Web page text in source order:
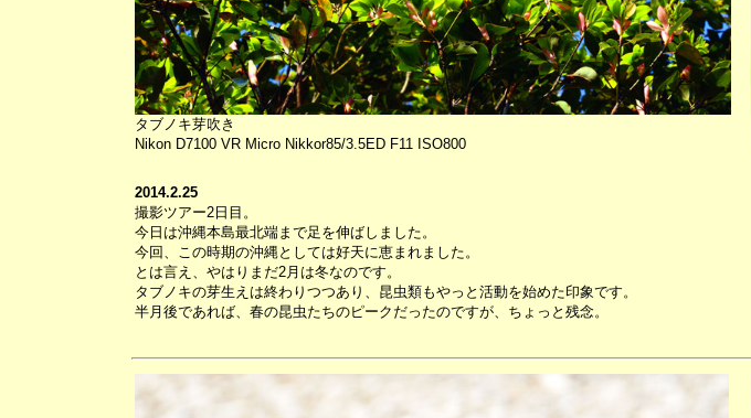
タブノキ芽吹き
Nikon D7100 VR Micro Nikkor85/3.5ED F11 ISO800
2014.2.25
撮影ツアー2日目。
今日は沖縄本島最北端まで足を伸ばしました。
今回、この時期の沖縄としては好天に恵まれました。
とは言え、やはりまだ2月は冬なのです。
タブノキの芽生えは終わりつつあり、昆虫類もやっと活動を始めた印象です。
半月後であれば、春の昆虫たちのピークだったのですが、ちょっと残念。